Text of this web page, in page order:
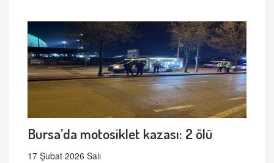
Bursa’da motosiklet kazası: 2 ölü
17 Şubat 2026 Salı